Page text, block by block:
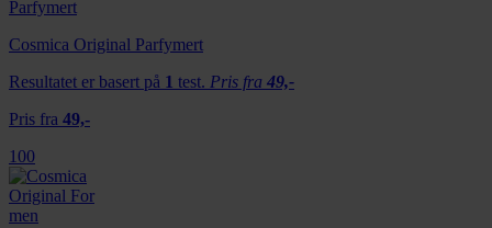
Cosmica Original Parfymert
Resultatet er basert på 1 test. Pris fra 49,-
Pris fra 49,-
100